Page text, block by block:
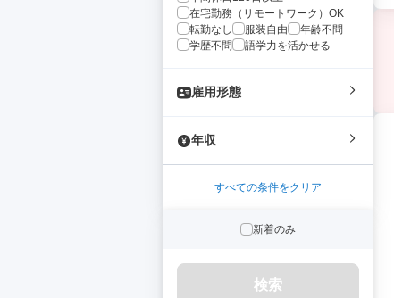
在宅勤務（リモートワーク）OK
転勤なし
服装自由
年齢不問
学歴不問
語学力を活かせる
雇用形態
年収
すべての条件をクリア
新着のみ
検索